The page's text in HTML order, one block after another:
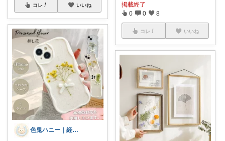
コレ いいね
色鬼ハニー｜経由購入2件目感謝です
掲載終了
0 0 8
コレ いいね